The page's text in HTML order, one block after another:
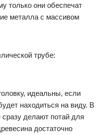
только они обеспечат
металла с массивом
идеальны, если
находиться на виду. В
делают потай для
достаточно